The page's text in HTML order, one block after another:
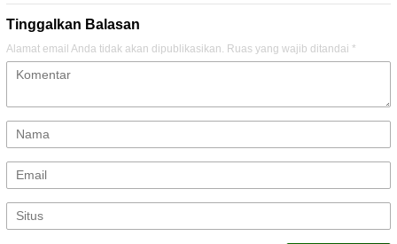
Tinggalkan Balasan
Alamat email Anda tidak akan dipublikasikan. Ruas yang wajib ditandai *